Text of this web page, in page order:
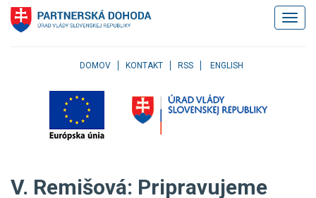
Klávesové
skratky
Skočiť
menu
DOMOV KONTAKT RSS ENGLISH
V. Remišová: Pripravujeme